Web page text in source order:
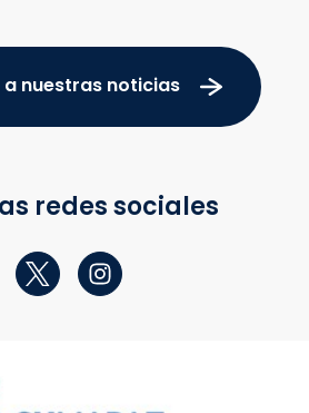
nuestras noticias
redes sociales